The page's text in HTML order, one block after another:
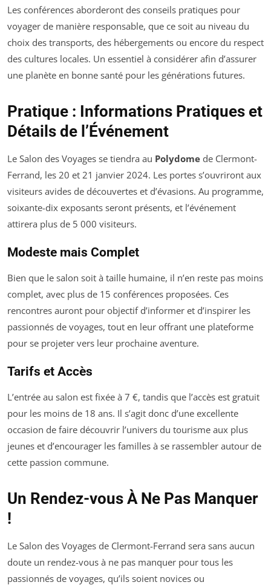
Les conférences aborderont des conseils pratiques pour
voyager de manière responsable, que ce soit au niveau du
choix des transports, des hébergements ou encore du respect
des cultures locales. Un essentiel à considérer afin d’assurer
une planète en bonne santé pour les générations futures.
Pratique : Informations Pratiques et
Détails de l’Événement
Le Salon des Voyages se tiendra au Polydome de Clermont-
Ferrand, les 20 et 21 janvier 2024. Les portes s’ouvriront aux
visiteurs avides de découvertes et d’évasions. Au programme,
soixante-dix exposants seront présents, et l’événement
attirera plus de 5 000 visiteurs.
Modeste mais Complet
Bien que le salon soit à taille humaine, il n’en reste pas moins
complet, avec plus de 15 conférences proposées. Ces
rencontres auront pour objectif d’informer et d’inspirer les
passionnés de voyages, tout en leur offrant une plateforme
pour se projeter vers leur prochaine aventure.
Tarifs et Accès
L’entrée au salon est fixée à 7 €, tandis que l’accès est gratuit
pour les moins de 18 ans. Il s’agit donc d’une excellente
occasion de faire découvrir l’univers du tourisme aux plus
jeunes et d’encourager les familles à se rassembler autour de
cette passion commune.
Un Rendez-vous À Ne Pas Manquer
!
Le Salon des Voyages de Clermont-Ferrand sera sans aucun
doute un rendez-vous à ne pas manquer pour tous les
passionnés de voyages, qu’ils soient novices ou